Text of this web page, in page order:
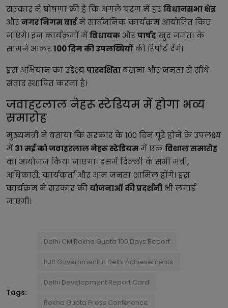
सरकार ने घोषणा की है कि अगले चरण में हरविधानसभा क्षेत्र
औरनगर निगम वार्डमें सार्वजनिक कार्यक्रम आयोजित किए
जाएंगे। इन कार्यक्रमों मेंविधायक औरपार्षदखुद जनता के
सामने आकर100 दिन की उपलब्धियोंकी रिपोर्ट देंगे।
इस अभियान का उद्देश्यपारदर्शिताबढ़ाना और जनता से सीधे
संवाद स्थापित करना है।
जवाहरलाल नेहरू स्टेडियम में होगा भव्य
समारोह
मुख्यमंत्री ने बताया कि सरकार के 100 दिन पूरे होने के उपलक्ष्य
में 31 मई को जवाहरलाल नेहरू स्टेडियममें एकविशाल समारोह
का आयोजन किया जाएगा। इसमें दिल्ली के सभी मंत्री,
अधिकारी, कार्यकर्ता और आम जनता शामिल होंगे। इस
कार्यक्रम में सरकार कीयोजनाओं की प्रदर्शनी भी लगाई
जाएगी।
Tags:
Delhi CM Rekha Gupta 100 Days Report
BJP Government in Delhi Achievements
Delhi Development Report Card
Rekha Gupta Press Conference